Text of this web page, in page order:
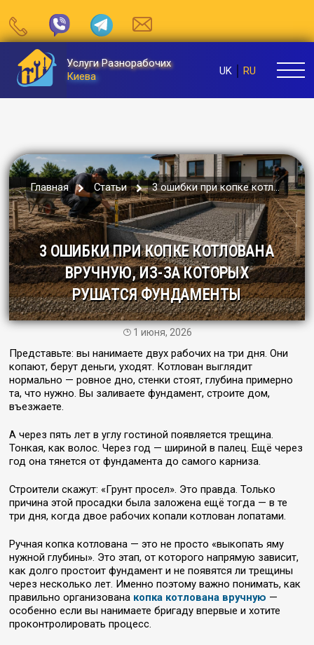
Услуги Разнорабочих
Киева
UK RU
Главная Статьи 3 ошибки при копке котлована вручну...
3 ОШИБКИ ПРИ КОПКЕ КОТЛОВАНА
ВРУЧНУЮ, ИЗ-ЗА КОТОРЫХ
РУШАТСЯ ФУНДАМЕНТЫ
1 июня, 2026
Представьте: вы нанимаете двух рабочих на три дня. Они
копают, берут деньги, уходят. Котлован выглядит
нормально — ровное дно, стенки стоят, глубина примерно
та, что нужно. Вы заливаете фундамент, строите дом,
въезжаете.
А через пять лет в углу гостиной появляется трещина.
Тонкая, как волос. Через год — шириной в палец. Ещё через
год она тянется от фундамента до самого карниза.
Строители скажут: «Грунт просел». Это правда. Только
причина этой просадки была заложена ещё тогда — в те
три дня, когда двое рабочих копали котлован лопатами.
Ручная копка котлована — это не просто «выкопать яму
нужной глубины». Это этап, от которого напрямую зависит,
как долго простоит фундамент и не появятся ли трещины
через несколько лет. Именно поэтому важно понимать, как
правильно организована копка котлована вручную —
особенно если вы нанимаете бригаду впервые и хотите
проконтролировать процесс.